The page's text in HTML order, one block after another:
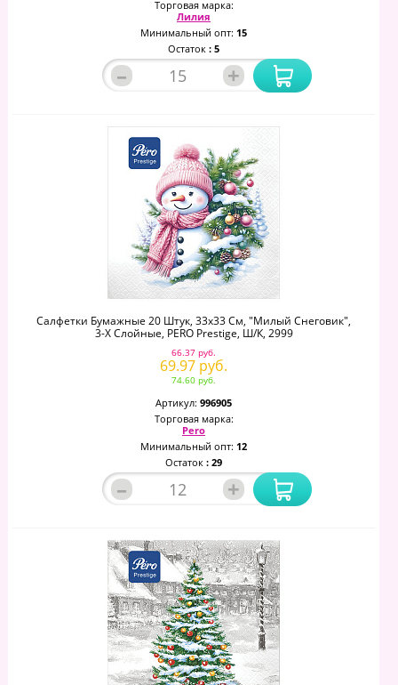
Торговая марка:
Лилия
Минимальный опт: 15
Остаток : 5
– +
Салфетки Бумажные 20 Штук, 33х33 См, "Милый Снеговик",
3-Х Слойные, PERO Prestige, Ш/к, 2999
66.37 руб.
69.97 руб.
74.60 руб.
Артикул: 996905
Торговая марка:
Pero
Минимальный опт: 12
Остаток : 29
– +